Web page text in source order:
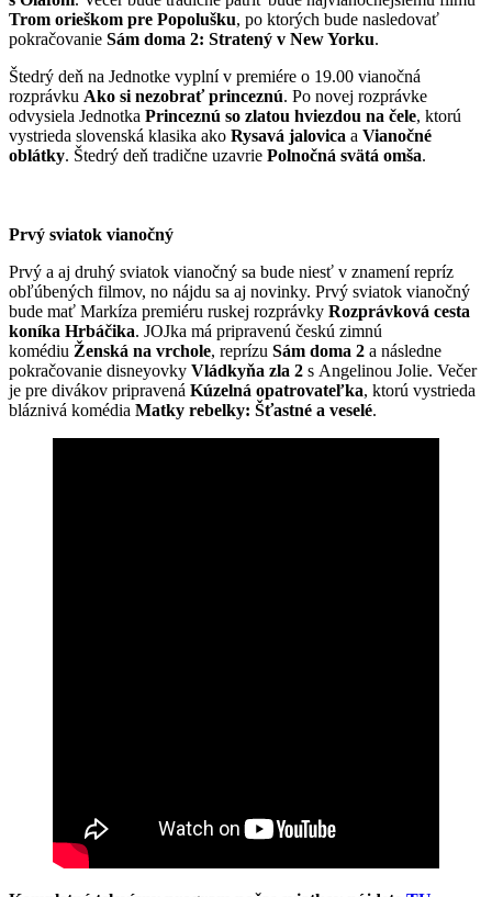
Trom orieškom pre Popolušku, po ktorých bude nasledovať
pokračovanie Sám doma 2: Stratený v New Yorku.
Štedrý deň na Jednotke vyplní v premiére o 19.00 vianočná
rozprávku Ako si nezobrať princeznú. Po novej rozprávke
odvysiela Jednotka Princeznú so zlatou hviezdou na čele, ktorú
vystrieda slovenská klasika ako Rysavá jalovica a Vianočné
oblátky. Štedrý deň tradične uzavrie Polnočná svätá omša.
Prvý sviatok vianočný
Prvý a aj druhý sviatok vianočný sa bude niesť v znamení repríz
obľúbených filmov, no nájdu sa aj novinky. Prvý sviatok vianočný
bude mať Markíza premiéru ruskej rozprávky Rozprávková cesta
koníka Hrbáčika. JOJka má pripravenú českú zimnú
komédiu Ženská na vrchole, reprízu Sám doma 2 a následne
pokračovanie disneyovky Vládkyňa zla 2 s Angelinou Jolie. Večer
je pre divákov pripravená Kúzelná opatrovateľka, ktorú vystrieda
bláznivá komédia Matky rebelky: Šťastné a veselé.